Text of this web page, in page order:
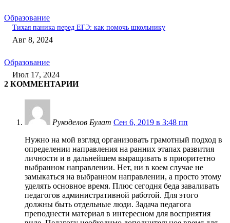
Образование
Тихая паника перед ЕГЭ: как помочь школьнику
Авг 8, 2024
Образование
Июл 17, 2024
2 КОММЕНТАРИИ
Рукоделов Булат Сен 6, 2019 в 3:48 пп
Нужно на мой взгляд организовать грамотный подход в
определении направления на ранних этапах развития
личности и в дальнейшем выращивать в приоритетно
выбранном направлении. Нет, ни в коем случае не
замыкаться на выбранном направлении, а просто этому
уделять основное время. Плюс сегодня беда заваливать
педагогов административной работой. Для этого
должны быть отдельные люди. Задача педагога
преподнести материал в интересном для восприятия